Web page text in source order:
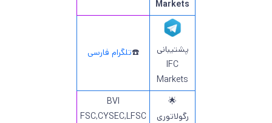
Markets
پشتیبانی
IFC
Markets
☎️تلگرام فارسی
🌟
رگولاتوری
BVI
FSC,CYSEC,LFSC